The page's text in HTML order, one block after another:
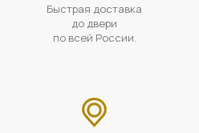
Быстрая доставка
до двери
по всей России.